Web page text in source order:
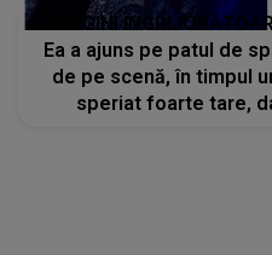
IMAGINI
Ea a ajuns pe patul de
de pe scenă, în timpul
speriat foarte tare,